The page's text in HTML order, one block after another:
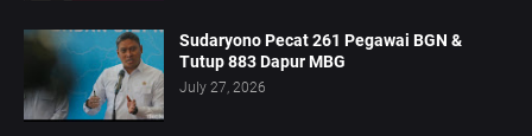
Sudaryono Pecat 261 Pegawai BGN &
Tutup 883 Dapur MBG
July 27, 2026